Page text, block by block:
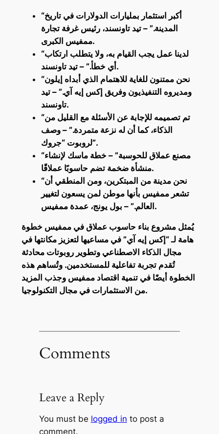
“أكبر استثمار بمليارات الدولارات في تاريخ
المدينة.” – تيد تاونسند، رئيس غرفة تجارة
ممفيس الكبرى.
“لدينا عمل يجب القيام به، ولا يتطلب ارتكاب
أي خطأ.” – تيد تاونسند.
“نحن ممتنون للغاية للاهتمام الذي أبداه إيلون
ومديروه التنفيذيون وفريق إكس إيه آي.” – تيد
تاونسند.
“تم تصميمه للإجابة عن الأسئلة مع القليل من
الذكاء، كما أن له نزعة متمردة.” – وصف
لروبوت “جروك”.
“مصنع عملاق للحوسبة” – خطة ماسك لإنشاء
منشأة ضخمة تضم حاسوبًا عملاقًا.
“نحن مدينة من المبتكرين، ومن المنطقي أن
تشعر ممفيس بأنها موطن لمن يسعون لتغيير
العالم.” – بول يونج، عمدة ممفيس.
يُمثل مشروع بناء حاسوب عملاق في ممفيس خطوة
هامة لـ “إكس إيه آي” في مساعيها لتعزيز مكانتها في
مجال الذكاء الاصطناعي وتطوير روبوتات محادثة
تُقدم تجربة تفاعلية للمستخدمين. وتُساهم هذه
الخطوة أيضًا في تنمية اقتصاد ممفيس وجذب المزيد
من الاستثمارات في مجال التكنولوجيا.
Comments
Leave a Reply
You must be logged in to post a
comment.